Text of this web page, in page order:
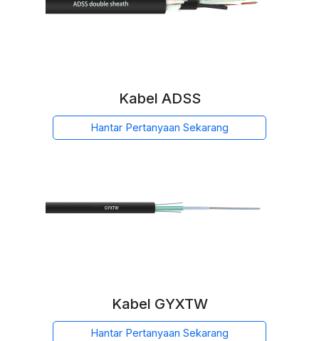
Kabel ADSS
Hantar Pertanyaan Sekarang
Kabel GYXTW
Hantar Pertanyaan Sekarang